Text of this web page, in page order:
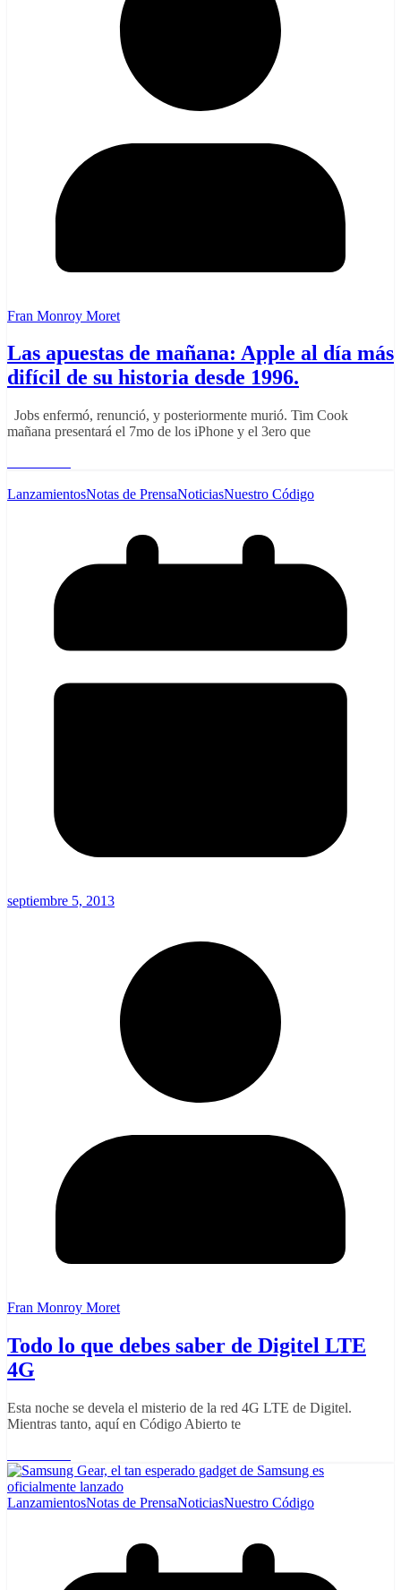
Fran Monroy Moret
Las apuestas de mañana: Apple al día más
difícil de su historia desde 1996.
Jobs enfermó, renunció, y posteriormente murió. Tim Cook
mañana presentará el 7mo de los iPhone y el 3ero que
LanzamientosNotas de PrensaNoticiasNuestro Código
septiembre 5, 2013
Fran Monroy Moret
Todo lo que debes saber de Digitel LTE
4G
Esta noche se devela el misterio de la red 4G LTE de Digitel.
Mientras tanto, aquí en Código Abierto te
LanzamientosNotas de PrensaNoticiasNuestro Código